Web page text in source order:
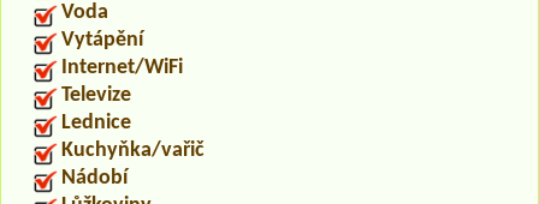
Voda
Vytápění
Internet/WiFi
Televize
Lednice
Kuchyňka/vařič
Nádobí